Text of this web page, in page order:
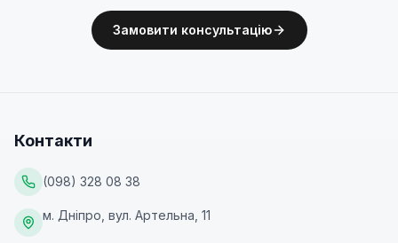
Замовити консультацію
Контакти
(098) 328 08 38
м. Дніпро, вул. Артельна, 11